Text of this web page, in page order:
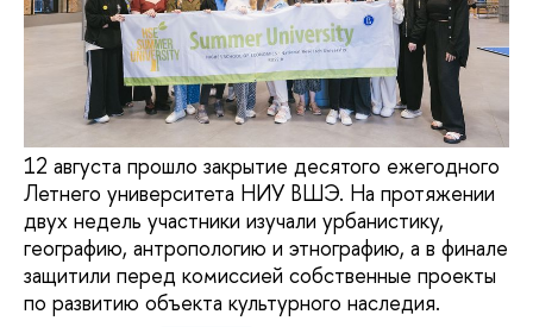
12 августа прошло закрытие десятого ежегодного
Летнего университета НИУ ВШЭ. На протяжении
двух недель участники изучали урбанистику,
географию, антропологию и этнографию, а в финале
защитили перед комиссией собственные проекты
по развитию объекта культурного наследия.